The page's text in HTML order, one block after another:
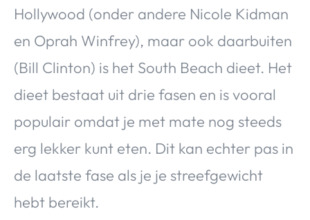
Hollywood (onder andere Nicole Kidman
en Oprah Winfrey), maar ook daarbuiten
(Bill Clinton) is het South Beach dieet. Het
dieet bestaat uit drie fasen en is vooral
populair omdat je met mate nog steeds
erg lekker kunt eten. Dit kan echter pas in
de laatste fase als je je streefgewicht
hebt bereikt.